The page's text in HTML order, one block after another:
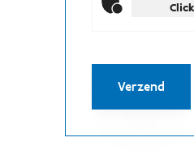
Verzend